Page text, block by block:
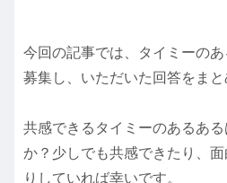
今回の記事では、タイミーの
募集し、いただいた回答をまと
共感できるタイミーのあるあ
か？少しでも共感できたり、
りしていれば幸いです。